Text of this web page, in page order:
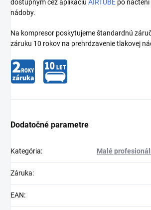
dostupným cez aplikáciu AIRTUBE po načtení
nádoby.
Na kompresor poskytujeme štandardnú
záruku 10 rokov na prehrdzavenie tlakovej
Dodatočné parametre
Kategória: Malé
Záruka:
EAN: